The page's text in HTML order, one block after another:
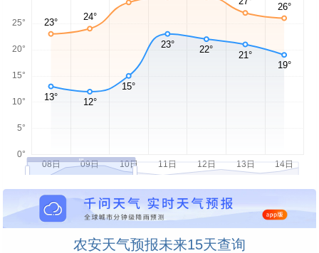
农安天气预报未来15天查询